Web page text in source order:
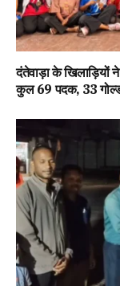
दंतेवाड़ा के खिलाड़ियों
कुल 69 पदक, 33 गोल्ड